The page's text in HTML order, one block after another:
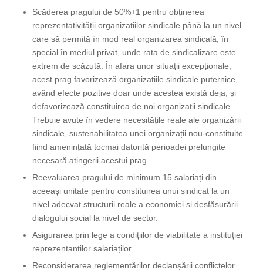
Scăderea pragului de 50%+1 pentru obținerea
reprezentativității organizațiilor sindicale până la un nivel
care să permită în mod real organizarea sindicală, în
special în mediul privat, unde rata de sindicalizare este
extrem de scăzută. În afara unor situații excepționale,
acest prag favorizează organizațiile sindicale puternice,
având efecte pozitive doar unde acestea există deja, și
defavorizează constituirea de noi organizații sindicale.
Trebuie avute în vedere necesitățile reale ale organizării
sindicale, sustenabilitatea unei organizații nou-constituite
fiind amenințată tocmai datorită perioadei prelungite
necesară atingerii acestui prag.
Reevaluarea pragului de minimum 15 salariați din
aceeași unitate pentru constituirea unui sindicat la un
nivel adecvat structurii reale a economiei și desfășurării
dialogului social la nivel de sector.
Asigurarea prin lege a condițiilor de viabilitate a instituției
reprezentanților salariaților.
Reconsiderarea reglementărilor declanșării conflictelor